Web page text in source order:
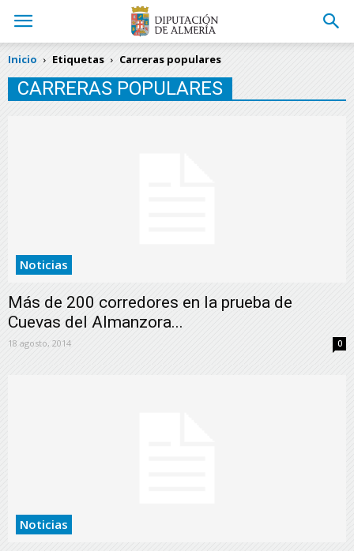
Inicio Etiquetas Carreras populares
CARRERAS POPULARES
Noticias
Más de 200 corredores en la prueba de
Cuevas del Almanzora...
18 agosto, 2014 0
Noticias